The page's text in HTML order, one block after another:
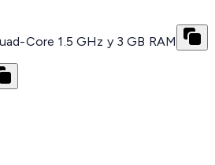
Core 1.5 GHz y 3 GB RAM